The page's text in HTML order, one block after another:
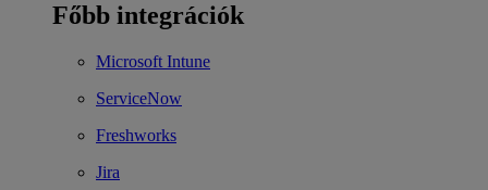
Főbb integrációk
Microsoft Intune
ServiceNow
Freshworks
Jira